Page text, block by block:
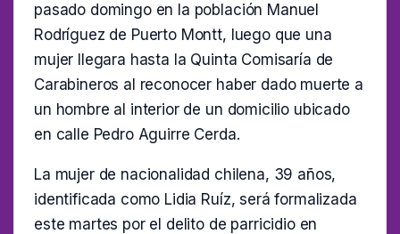
pasado domingo en la población Manuel
Rodríguez de Puerto Montt, luego que una
mujer llegara hasta la Quinta Comisaría de
Carabineros al reconocer haber dado muerte a
un hombre al interior de un domicilio ubicado
en calle Pedro Aguirre Cerda.
La mujer de nacionalidad chilena, 39 años,
identificada como Lidia Ruíz, será formalizada
este martes por el delito de parricidio en